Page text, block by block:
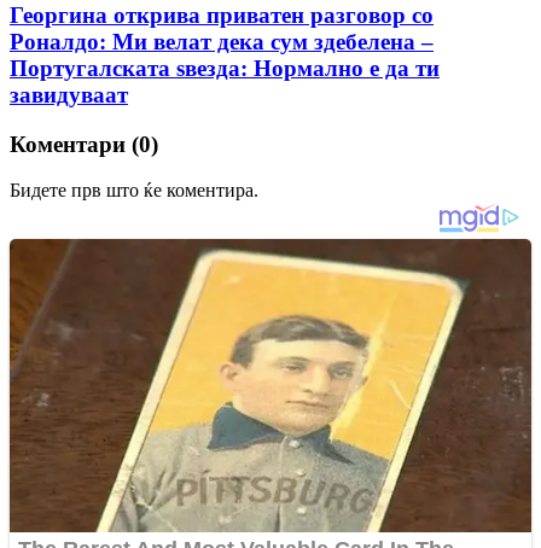
Георгина открива приватен разговор со
Роналдо: Ми велат дека сум здебелена –
Португалската ѕвезда: Нормално е да ти
завидуваат
Коментари (0)
Бидете прв што ќе коментира.